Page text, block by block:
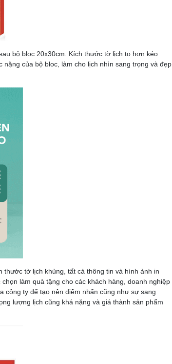
bộ bloc 20x30cm. Kích thước tờ lịch to hơn kéo
của bộ bloc, làm cho lịch nhìn sang trọng và đẹp
thước tờ lịch khủng, tất cả thông tin và hình ảnh in
làm quà tặng cho các khách hàng, doanh nghiệp
công ty để tạo nên điểm nhấn cũng như sự sang
lượng lịch cũng khá nặng và giá thành sản phẩm